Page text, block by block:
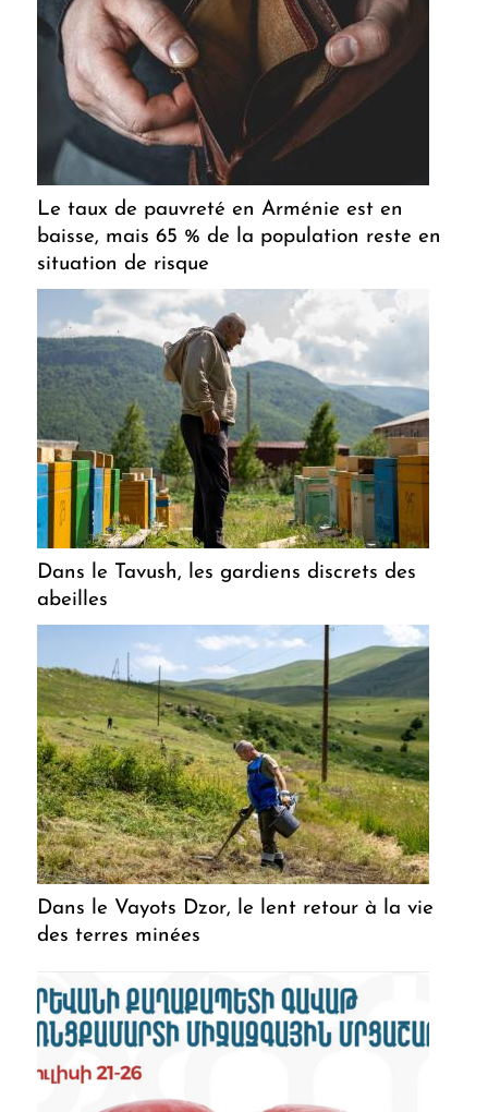
Le taux de pauvreté en Arménie est en
baisse, mais 65 % de la population reste en
situation de risque
Dans le Tavush, les gardiens discrets des
abeilles
Dans le Vayots Dzor, le lent retour à la vie
des terres minées